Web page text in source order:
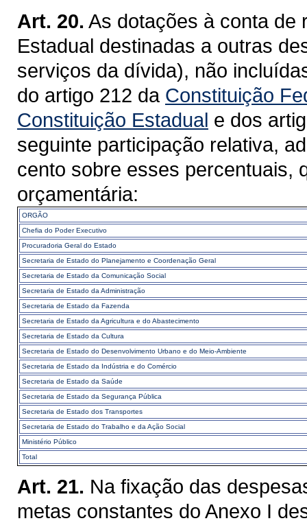
Art. 20. As dotações à conta de
Estadual destinadas a outras
serviços da dívida), não
do artigo 212 da Constituição
Constituição Estadual e dos
seguinte participação relativa,
cento sobre esses percentuais,
orçamentária:
ORGÃO
Chefia do Poder Executivo
Procuradoria Geral do Estado
Secretaria de Estado do Planejamento e Coordenação Geral
Secretaria de Estado da Comunicação Social
Secretaria de Estado da Administração
Secretaria de Estado da Fazenda
Secretaria de Estado da Agricultura e do Abastecimento
Secretaria de Estado da Cultura
Secretaria de Estado do Desenvolvimento Urbano e do Meio-Ambiente
Secretaria de Estado da Indústria e do Comércio
Secretaria de Estado da Saúde
Secretaria de Estado da Segurança Pública
Secretaria de Estado dos Transportes
Secretaria de Estado do Trabalho e da Ação Social
Ministério Público
Total
Art. 21. Na fixação das
metas constantes do Anexo I